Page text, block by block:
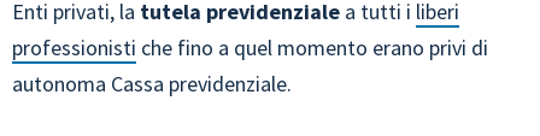
Enti privati, la tutela previdenziale a tutti i liberi
professionisti che fino a quel momento erano privi di
autonoma Cassa previdenziale.